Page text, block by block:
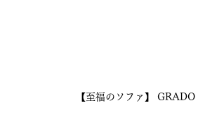
【至福のソファ】 GRADO